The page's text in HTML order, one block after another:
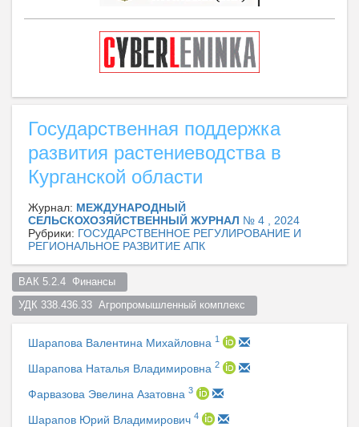
Государственная поддержка
развития растениеводства в
Курганской области
Журнал: МЕЖДУНАРОДНЫЙ
СЕЛЬСКОХОЗЯЙСТВЕННЫЙ ЖУРНАЛ № 4 , 2024
Рубрики: ГОСУДАРСТВЕННОЕ РЕГУЛИРОВАНИЕ И
РЕГИОНАЛЬНОЕ РАЗВИТИЕ АПК
ВАК 5.2.4  Финансы
УДК 338.436.33  Агропромышленный комплекс
Шарапова Валентина Михайловна 1
Шарапова Наталья Владимировна 2
Фарвазова Эвелина Азатовна 3
Шарапов Юрий Владимирович 4